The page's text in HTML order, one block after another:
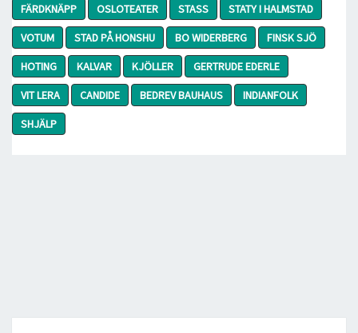
FÄRDKNÄPP
OSLOTEATER STASS
STATY I HALMSTAD
VOTUM
STAD PÅ HONSHU BO WIDERBERG
FINSK SJÖ
HOTING
KALVAR KJÖLLER
GERTRUDE EDERLE
VIT LERA
CANDIDE BEDREV BAUHAUS
INDIANFOLK
SHJÄLP